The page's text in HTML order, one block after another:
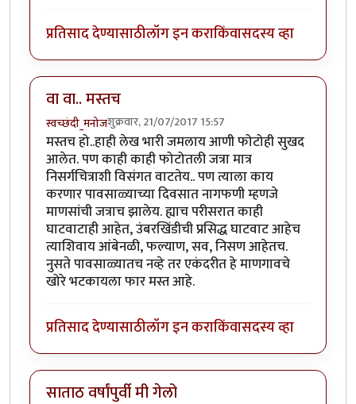
प्रतिसाद देण्यासाठीलॉग इन कराकिंवासदस्य व्हा
वा वा.. मस्तच
स्वच्छंदी_मनोजशुक्रवार, 21/07/2017 15:57
मस्तच हो..हाही लेख भारी जमलाय आणी फोटोही सुखद
आलेत. पण काही काही फोटोतली जत्रा मात्र
निसर्गचित्राशी विसंगत वाटतेय.. पण त्याला काय
करणार पावसाळ्याच्या दिवसात नागफणी म्हणजे
माणसांची जत्राच झालेय. ह्याच परीसरात काही
घाटवाटाही आहेत, उंबरखिंडीची प्रसिद्ध घाटवाट आहेच
त्याशिवाय आंबेनळी, फल्याण, सव, निसण आहेतच.
नुसते पावसाळ्यातच नव्हे तर एकंदरीत हे माणगावचे
खोरे भटकायला फार मस्त आहे.
प्रतिसाद देण्यासाठीलॉग इन कराकिंवासदस्य व्हा
साताठ वर्षांपुर्वी मी गेलो